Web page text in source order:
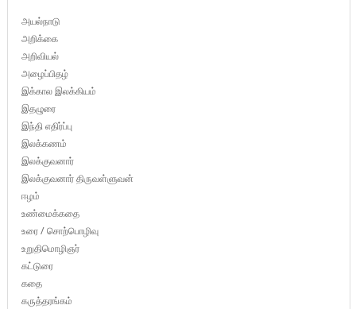
அயல்நாடு
அறிக்கை
அறிவியல்
அழைப்பிதழ்
இக்கால இலக்கியம்
இதழுரை
இந்தி எதிர்ப்பு
இலக்கணம்
இலக்குவனார்
இலக்குவனார் திருவள்ளுவன்
ஈழம்
உண்மைக்கதை
உரை / சொற்பொழிவு
உறுதிமொழிஞர்
கட்டுரை
கதை
கருத்தரங்கம்